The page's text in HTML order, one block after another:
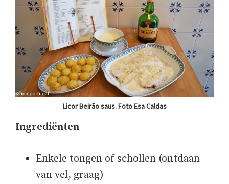
Licor Beirão saus. Foto Esa Caldas
Ingrediënten
Enkele tongen of schollen (ontdaan
van vel, graag)